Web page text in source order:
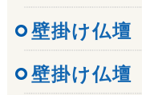
壁掛け仏壇
壁掛け仏壇